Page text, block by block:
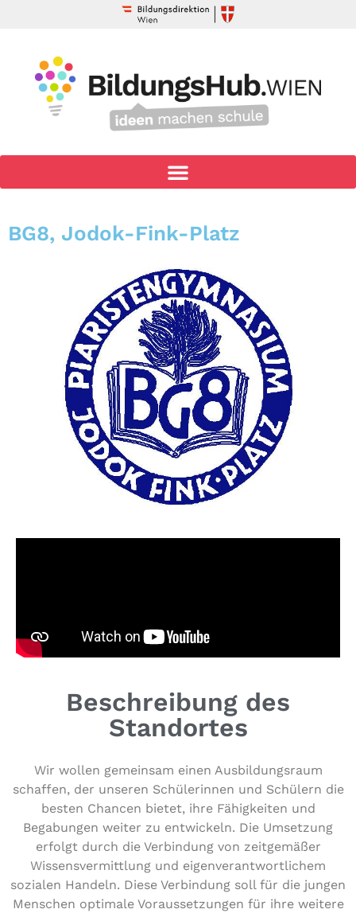
BG8, Jodok-Fink-Platz
Beschreibung des
Standortes
Wir wollen gemeinsam einen Aus­bil­dungs­raum
schaffen, der unseren Schülerinnen und Schülern die
besten Chancen bietet, ihre Fähig­kei­ten und
Bega­bun­gen weiter zu ent­wi­ckeln. Die Umsetzung
erfolgt durch die Ver­bin­dung von zeit­ge­mä­ßer
Wis­sens­ver­mitt­lung und eigen­ver­ant­wort­li­chem
sozialen Handeln. Diese Ver­bin­dung soll für die jungen
Menschen optimale Vor­aus­set­zun­gen für ihre weitere